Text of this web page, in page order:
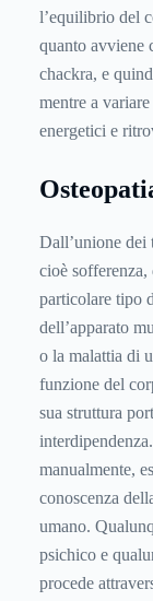
l’equilibrio del
quanto avviene
chackra, e
mentre a
energetici e
Dall’unione dei
cioè sofferenza,
particolare tipo
dell’apparato
o la malattia di
funzione del
sua struttura
manualmente,
conoscenza
umano.
psichico e
procede